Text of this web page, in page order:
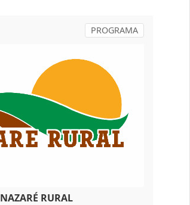
PROGRAMA
NAZARÉ RURAL